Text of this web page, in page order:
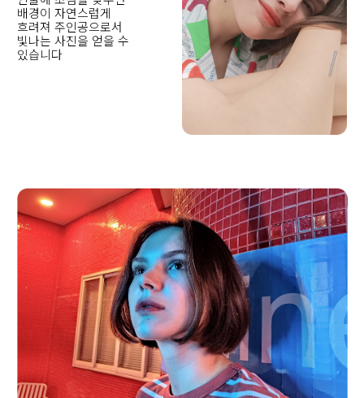
배경이 자연스럽게
흐려져 주인공으로서
빛나는 사진을 얻을 수
있습니다